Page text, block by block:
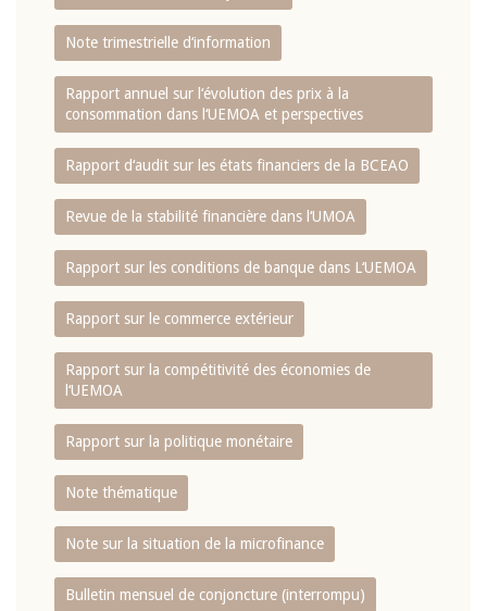
Note trimestrielle d‘information
Rapport annuel sur l‘évolution des prix à la
consommation dans l‘UEMOA et perspectives
Rapport d‘audit sur les états financiers de la BCEAO
Revue de la stabilité financière dans l‘UMOA
Rapport sur les conditions de banque dans L‘UEMOA
Rapport sur le commerce extérieur
Rapport sur la compétitivité des économies de
l‘UEMOA
Rapport sur la politique monétaire
Note thématique
Note sur la situation de la microfinance
Bulletin mensuel de conjoncture (interrompu)